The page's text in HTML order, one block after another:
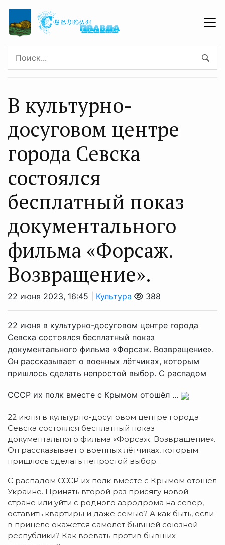
В культурно-
досуговом центре
города Севска
состоялся
бесплатный показ
документального
фильма «Форсаж.
Возвращение».
22 июня 2023, 16:45 | Культура 388
22 июня в культурно-досуговом центре города
Севска состоялся бесплатный показ
документального фильма «Форсаж. Возвращение».
Он рассказывает о военных лётчиках, которым
пришлось сделать непростой выбор. С распадом
СССР их полк вместе с Крымом отошёл ...
22 июня в культурно-досуговом центре города
Севска состоялся бесплатный показ
документального фильма «Форсаж. Возвращение».
Он рассказывает о военных лётчиках, которым
пришлось сделать непростой выбор.
С распадом СССР их полк вместе с Крымом отошёл
Украине. Принять второй раз присягу новой
стране или уйти с родного аэродрома на север,
оставить квартиры и даже семью? А как быть, если
в прицеле окажется самолёт бывшей союзной
республики? Как воевать против бывших